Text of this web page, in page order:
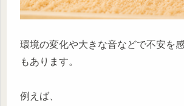
環境の変化や大きな音などで不安を
もあります。
例えば、